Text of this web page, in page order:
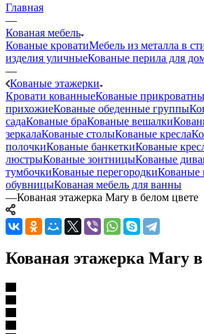
Главная
—
Кованая мебель
Кованые кроватиМебель из металла в
изделия уличныеКованые перила для
—
Кованые этажерки
Кровати кованныеКованые
прихожиеКованые обеденные группы
садаКованые браКованые вешалки
зеркалаКованые столыКованые кресла
полочкиКованые банкеткиКованые
люстрыКованые зонтницыКованые
тумбочкиКованые перегородкиКованые
обувницыКованая мебель для ванны
—Кованая этажерка Mary в белом цвете
Кованая этажерка Mary